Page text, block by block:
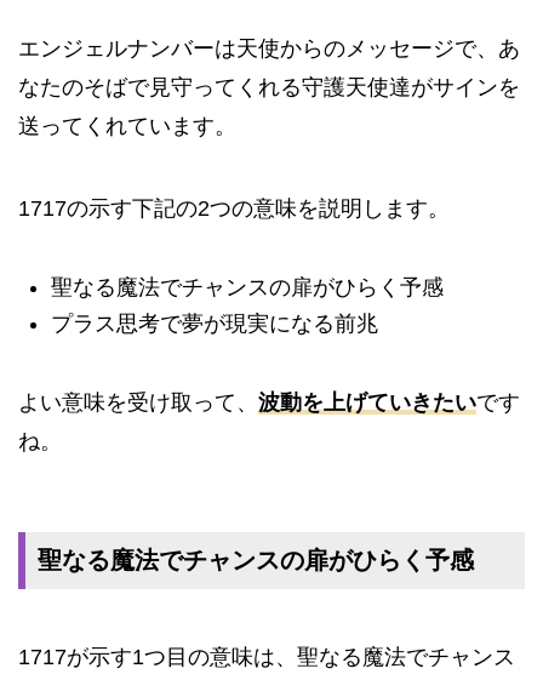
エンジェルナンバーは天使からのメッセージで、あ
なたのそばで見守ってくれる守護天使達がサインを
送ってくれています。
1717の示す下記の2つの意味を説明します。
聖なる魔法でチャンスの扉がひらく予感
プラス思考で夢が現実になる前兆
よい意味を受け取って、 波動を上げていきたいです
ね。
聖なる魔法でチャンスの扉がひらく予感
1717が示す1つ目の意味は、聖なる魔法でチャンス